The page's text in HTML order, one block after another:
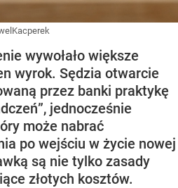
wywołało większe
wyrok. Sędzia otwarcie
przez banki praktykę
jednocześnie
może nabrać
po wejściu w życie nowej
są nie tylko zasady
złotych kosztów.